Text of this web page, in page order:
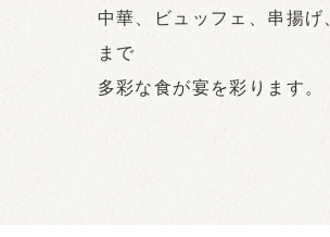
中華、ビュッフェ、 串揚げ
まで
多彩な食が宴を彩ります。